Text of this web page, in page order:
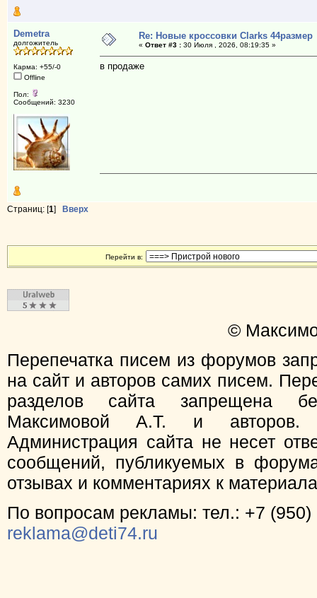
Demetra
долгожитель
Карма: +55/-0
Offline
Пол:
Сообщений: 3230
Re: Новые кроссовки Clarks 44размер
« Ответ #3 :30 Июля , 2026, 08:19:35 »
в продаже
Страниц: [1] Вверх
Перейти в:
©
Перепечатка писем из форумов
на сайт и авторов самих писем.
разделов сайта запрещена
Максимовой А.Т. и
Администрация сайта не несет
сообщений, публикуемых в
отзывах и комментариях к
По вопросам рекламы: тел.: +7 (950)
reklama@deti74.ru